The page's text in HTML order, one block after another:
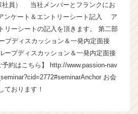
社員） 当社メンバーとフランクにお
ンケート＆エントリーシート記入 ア
リーシートの記入を頂きます。 第二部
プディスカッション＆一発内定面接
ープディスカッション＆一発内定面接
約はこちら】 http://www.passion-nav
お会
ております！